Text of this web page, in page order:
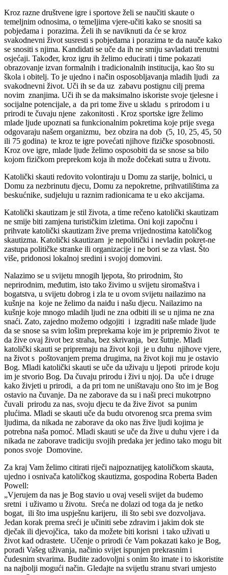
Kroz razne društvene igre i sportove želi se naučiti skaute o
temeljnim odnosima, o temeljima vjere-učiti kako se snositi sa
pobjedama i porazima. Želi ih se naviknuti da će se kroz
svakodnevni život susresti s pobjedama i porazima te da nauče kako
se snositi s njima. Kandidati se uče da ih ne smiju savladati trenutni
osjećaji. Također, kroz igru ih želimo educirati i time pokazati
obrazovanje izvan formalnih i tradicionalnih institucija, kao što su
škola i obitelj. To je ujedno i način osposobljavanja mladih ljudi za
svakodnevni život. Uči ih se da uz zabavu postignu cilj prema
novim znanjima. Uči ih se da maksimalno iskoriste svoje tjelesne i
socijalne potencijale, a da pri tome žive u skladu s prirodom i u
prirodi te čuvaju njene zakonitosti . Kroz sportske igre želimo
mlade ljude upoznati sa funkcionalnim pokretima koje prije svega
odgovaraju našem organizmu, bez obzira na dob (5, 10, 25, 45, 50
ili 75 godina) te kroz te igre povećati njihove fizičke sposobnosti.
Kroz ove igre, mlade ljude želimo osposobiti da se snose sa bilo
kojom fizičkom preprekom koja ih može dočekati sutra u životu.
Katolički skauti redovito volontiraju u Domu za starije, bolnici, u
Domu za nezbrinutu djecu, Domu za nepokretne, prihvatilištima za
beskućnike, sudjeluju u raznim radionicama te u eko akcijama.
Katolički skautizam je stil života, a time rečeno katolički skautizam
ne smije biti zamjena turističkim izletima. Oni koji započnu i
prihvate katolički skautizam žive prema vrijednostima katoličkog
skautizma. Katolički skautizam je nepolitički i nevladin pokret-ne
zastupa političke stranke ili organizacije i ne bori se za vlast. Što
više, pridonosi lokalnoj sredini i svojoj domovini.
Nalazimo se u svijetu mnogih ljepota, što prirodnim, što
neprirodnim, međutim, isto tako živimo u svijetu siromaštva i
bogatstva, u svijetu dobrog i zla te u ovom svijetu nailazimo na
kušnje na koje ne želimo da naiđu i našu djecu. Nailazimo na
kušnje koje mnogo mladih ljudi ne zna odbiti ili se u njima ne zna
snaći. Zato, zajedno možemo odgojiti i izgraditi naše mlade ljude
da se snose sa svim lošim preprekama koje im je pripremio život te
da žive ovaj život bez straha, bez skrivanja, bez šutnje. Mladi
katolički skauti se pripremaju na život koji je u duhu njihove vjere,
na život s poštovanjem prema drugima, na život koji mu je ostavio
Bog. Mladi katolički skauti se uče da uživaju u ljepoti prirode koju
im je stvorio Bog. Da čuvaju prirodu i živi u njoj. Da uče i druge
kako živjeti u prirodi, a da pri tom ne uništavaju ono što im je Bog
ostavio na čuvanje. Da ne zaborave da su i naši preci mukotrpno
čuvali prirodu za nas, svoju djecu te da žive život sa punim
plućima. Mladi se skauti uče da budu otvorenog srca prema svim
ljudima, da nikada ne zaborave da oko nas žive ljudi kojima je
potrebna naša pomoć. Mladi skauti se uče da žive u duhu vjere i da
nikada ne zaborave tradiciju svojih predaka jer jedino tako mogu bit
ponos svoje Domovine.
Za kraj Vam želimo citirati riječi najpoznatijeg katoličkom skauta,
ujedno i osnivača katoličkog skautizma, gospodina Roberta Baden
Powell:
„Vjerujem da nas je Bog stavio u ovaj veseli svijet da budemo
sretni i uživamo u životu. Sreća ne dolazi od toga da je netko
bogat, ili što ima uspješnu karijeru, ili što sebi sve dozvoljava.
Jedan korak prema sreći je učiniti sebe zdravim i jakim dok ste
dječak ili djevojčica, tako da možete biti korisni i tako uživati u
život kad odrastete. Učenje o prirodi će Vam pokazati kako je Bog,
poradi Vašeg uživanja, načinio svijet ispunjen prekrasnim i
čudesnim stvarima. Budite zadovoljni s onim što imate i to iskoristite
na najbolji mogući način. Gledajte na svijetlu stranu stvari umjesto